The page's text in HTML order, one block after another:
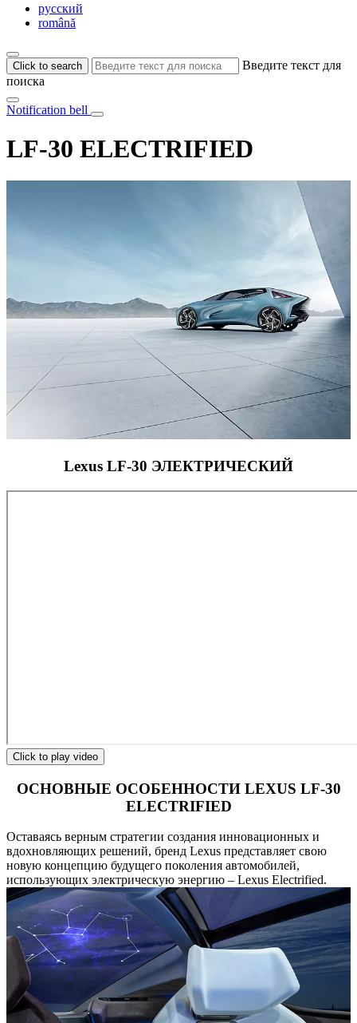
русский
română
Click to search
Введите текст для
поиска
Notification bell
LF-30 ELECTRIFIED
Lexus LF-30 ЭЛЕКТРИЧЕСКИЙ
Click to play video
ОСНОВНЫЕ ОСОБЕННОСТИ LEXUS LF-30
ELECTRIFIED
Оставаясь верным стратегии создания инновационных и
вдохновляющих решений, бренд Lexus представляет свою
новую концепцию будущего поколения автомобилей,
использующих электрическую энергию – Lexus Electrified.